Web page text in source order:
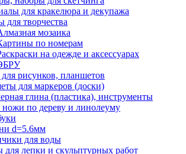
для кракелюра и декупажа
для творчества
мозаика
по номерам
на одежде и аксессуарах
рисунков, планшетов
для маркеров (доски)
глина (пластика), инструменты
ножи по дереву и линолеуму
d=5.6мм
для воды
для лепки и скульптурных работ